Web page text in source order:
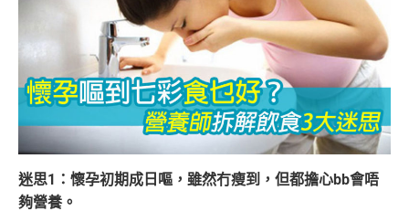
迷思1：懷孕初期成日嘔，雖然冇瘦到，但都擔心bb會唔
夠營養。